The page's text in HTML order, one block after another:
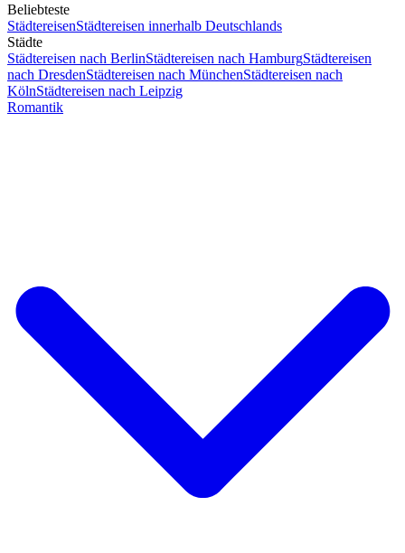
Beliebteste
StädtereisenStädtereisen innerhalb Deutschlands
Städte
Städtereisen nach BerlinStädtereisen nach HamburgStädtereisen
nach DresdenStädtereisen nach MünchenStädtereisen nach
KölnStädtereisen nach Leipzig
Romantik